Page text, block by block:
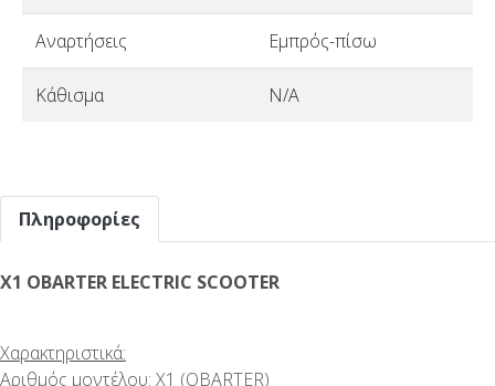
Αναρτήσεις Εμπρός-πίσω
Κάθισμα N/A
Πληροφορίες
X1 OBARTER ELECTRIC SCOOTER
Χαρακτηριστικά:
Αριθμός μοντέλου: X1 (OBARTER)